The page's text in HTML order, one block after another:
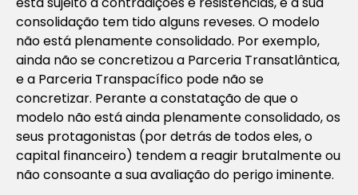
consolidação tem tido alguns reveses. O modelo
não está plenamente consolidado. Por exemplo,
ainda não se concretizou a Parceria Transatlântica,
e a Parceria Transpacífico pode não se
concretizar. Perante a constatação de que o
modelo não está ainda plenamente consolidado, os
seus protagonistas (por detrás de todos eles, o
capital financeiro) tendem a reagir brutalmente ou
não consoante a sua avaliação do perigo iminente.